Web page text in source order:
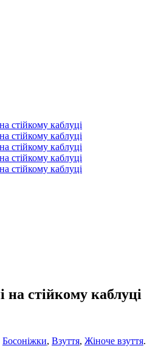
на стійкому каблуці
Босоніжки, Взуття, Жіноче взуття.